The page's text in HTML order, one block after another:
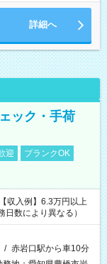
詳細へ
ック・手荷
迎
ブランクOK
収入例】6.3万円以上
数により異なる）
/ 赤岩口駅から車10分